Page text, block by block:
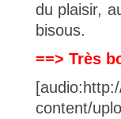
du plaisir,
bisous.
==> Très
content/